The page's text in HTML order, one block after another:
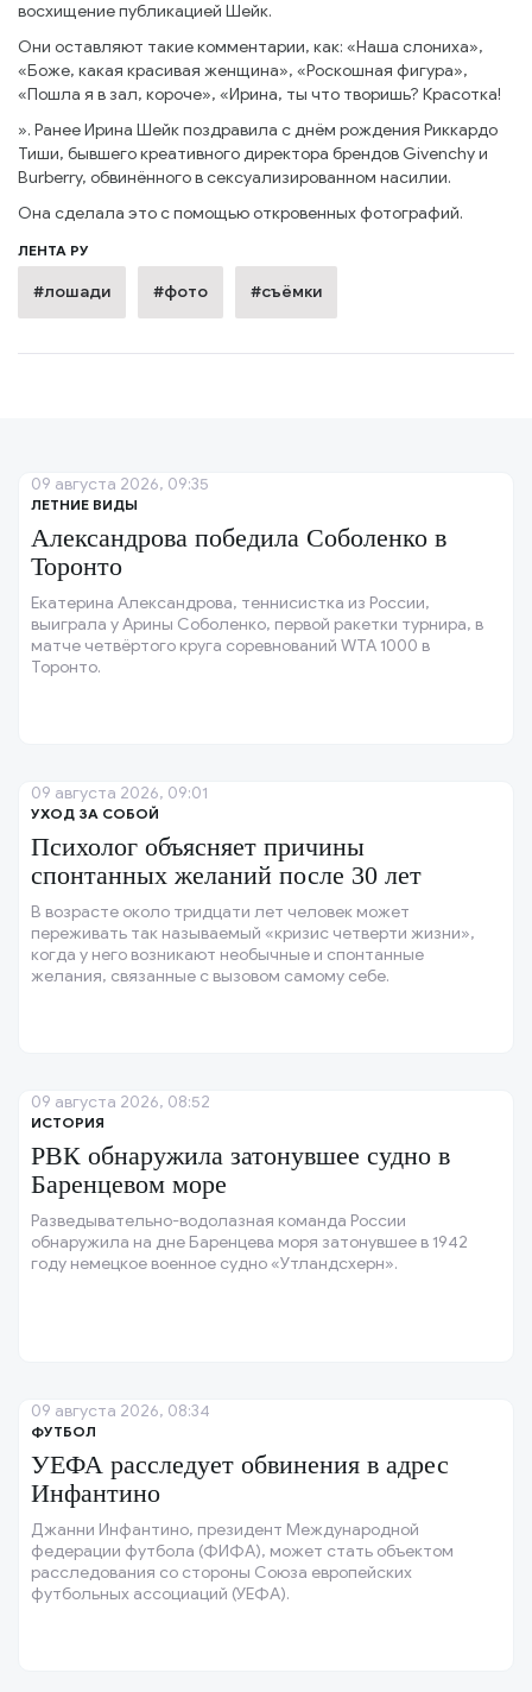
восхищение публикацией Шейк.
Они оставляют такие комментарии, как: «Наша слониха»,
«Боже, какая красивая женщина», «Роскошная фигура»,
«Пошла я в зал, короче», «Ирина, ты что творишь? Красотка!
». Ранее Ирина Шейк поздравила с днём рождения Риккардо
Тиши, бывшего креативного директора брендов Givenchy и
Burberry, обвинённого в сексуализированном насилии.
Она сделала это с помощью откровенных фотографий.
ЛЕНТА РУ
#лошади #фото #съёмки
ЛЕТНИЕ ВИДЫ
Александрова победила Соболенко в
Торонто
Екатерина Александрова, теннисистка из России,
выиграла у Арины Соболенко, первой ракетки турнира, в
матче четвёртого круга соревнований WTA 1000 в
Торонто.
09 августа 2026, 09:35
УХОД ЗА СОБОЙ
Психолог объясняет причины
спонтанных желаний после 30 лет
В возрасте около тридцати лет человек может
переживать так называемый «кризис четверти жизни»,
когда у него возникают необычные и спонтанные
желания, связанные с вызовом самому себе.
09 августа 2026, 09:01
ИСТОРИЯ
РВК обнаружила затонувшее судно в
Баренцевом море
Разведывательно-водолазная команда России
обнаружила на дне Баренцева моря затонувшее в 1942
году немецкое военное судно «Утландсхерн».
09 августа 2026, 08:52
ФУТБОЛ
УЕФА расследует обвинения в адрес
Инфантино
Джанни Инфантино, президент Международной
федерации футбола (ФИФА), может стать объектом
расследования со стороны Союза европейских
футбольных ассоциаций (УЕФА).
09 августа 2026, 08:34